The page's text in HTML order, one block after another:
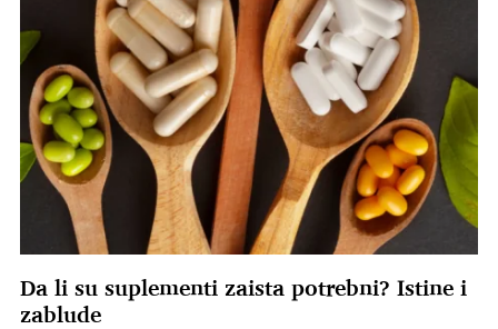
Da li su suplementi zaista potrebni? Istine i
zablude